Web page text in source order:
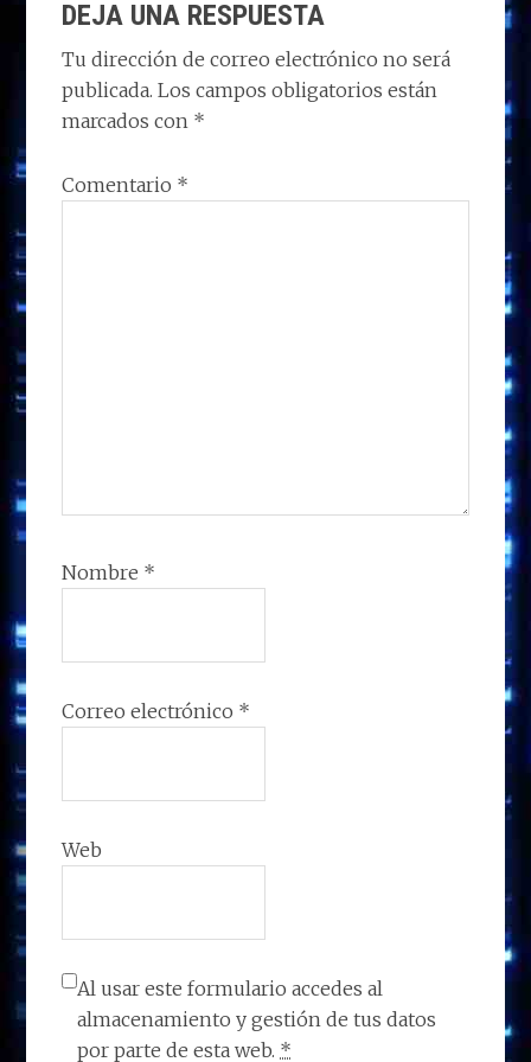
o
n
o
o
k
dI
n
A
p
p
m ti
r
CON
LOS
LECTORES
DEJA UNA RESPUESTA
Tu dirección de correo electrónico no será
publicada. Los campos obligatorios están
marcados con *
Comentario *
Nombre *
Correo electrónico *
Web
Al usar este formulario accedes al
almacenamiento y gestión de tus datos
por parte de esta web. *